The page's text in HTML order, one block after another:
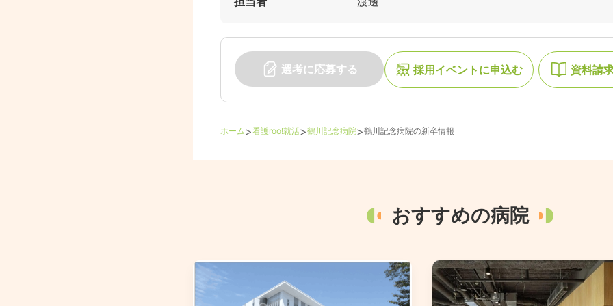
資料請
採用イベントに申込む
選考に応募する
ホーム>看護roo!就活>鶴川記念病院>鶴川記念病院の新卒情報
おすすめの病院